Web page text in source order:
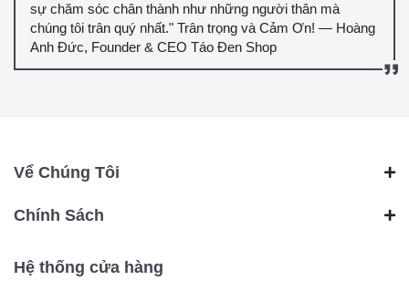
sự chăm sóc chân thành như những người thân mà
chúng tôi trân quý nhất." Trân trọng và Cảm Ơn! — Hoàng
Anh Đức, Founder & CEO Táo Đen Shop
Vể Chúng Tôi
Chính Sách
Hệ thống cửa hàng